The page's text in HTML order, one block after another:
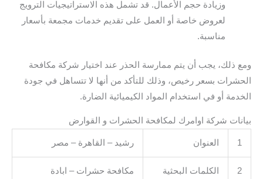
وزيادة حجم الأعمال. قد تشمل هذه الاستراتيجيات الترويج
لعروض خاصة أو العمل على تقديم خدمات مجمعة بأسعار
مناسبة.
ومع ذلك، يجب أن يتم ممارسة الحذر عند اختيار شركة مكافحة
الحشرات بسعر رخيص، وذلك للتأكد من أنها لا تتساهل في جودة
الخدمة أو في استخدام المواد الكيميائية الضارة.
بيانات شركة اوامرك لمكافحة الحشرات و القوارض
1 العنوان رشيد – القاهرة – مصر
2 الكلمات البحثية
مكافحة حشرات – ابادة